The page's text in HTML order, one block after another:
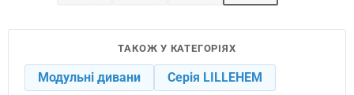
ТАКОЖ У КАТЕГОРІЯХ
Модульні дивани Серія LILLEHEM